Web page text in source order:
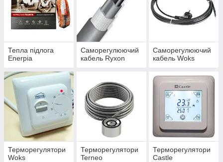
Тепла підлога
Enerpia
Саморегулюючий
кабель Ryxon
Саморегулюючий
кабель Woks
Терморегулятори
Woks
Терморегулятори
Terneo
Терморегулятори
Castle